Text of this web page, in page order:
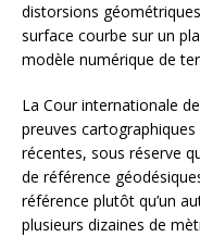
distorsions
surface courbe sur un
modèle numérique de
La Cour internationale
preuves
récentes, sous réserve
de référence
référence plutôt qu’un
plusieurs dizaines de